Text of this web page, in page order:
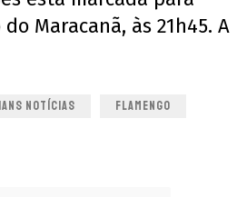
Maracanã, às 21h45. A
NOTÍCIAS FLAMENGO